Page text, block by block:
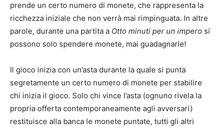
prende un certo numero di monete, che rappresenta la
ricchezza iniziale che non verrà mai rimpinguata. In altre
parole, durante una partita a Otto minuti per un impero si
possono solo spendere monete, mai guadagnarle!
Il gioco inizia con un’asta durante la quale si punta
segretamente un certo numero di monete per stabilire
chi inizia il gioco. Solo chi vince l’asta (ognuno rivela la
propria offerta contemporaneamente agli avversari)
restituisce alla banca le monete puntate, tutti gli altri